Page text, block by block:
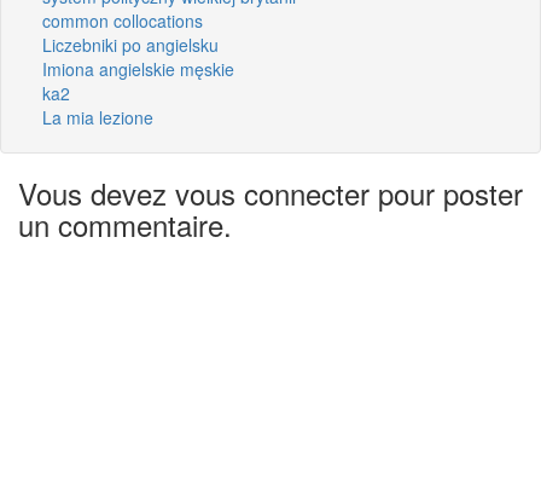
common collocations
Liczebniki po angielsku
Imiona angielskie męskie
ka2
La mia lezione
Vous devez vous connecter pour poster
un commentaire.